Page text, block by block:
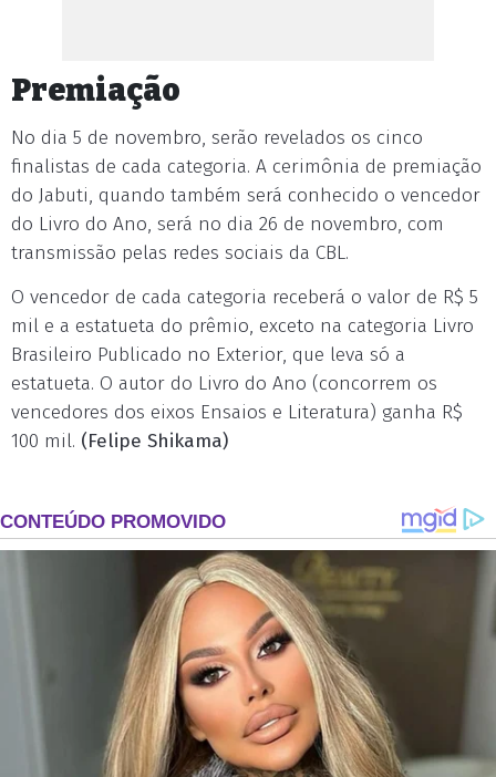
Premiação
No dia 5 de novembro, serão revelados os cinco
finalistas de cada categoria. A cerimônia de premiação
do Jabuti, quando também será conhecido o vencedor
do Livro do Ano, será no dia 26 de novembro, com
transmissão pelas redes sociais da CBL.
O vencedor de cada categoria receberá o valor de R$ 5
mil e a estatueta do prêmio, exceto na categoria Livro
Brasileiro Publicado no Exterior, que leva só a
estatueta. O autor do Livro do Ano (concorrem os
vencedores dos eixos Ensaios e Literatura) ganha R$
100 mil. (Felipe Shikama)